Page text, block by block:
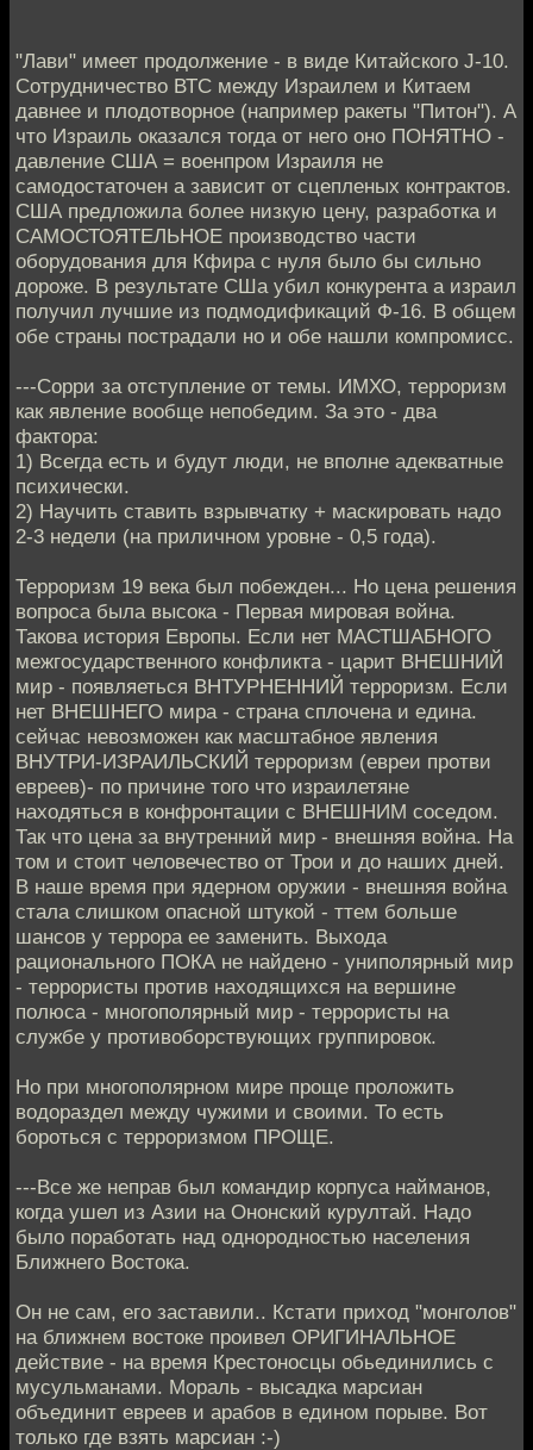
"Лави" имеет продолжение - в виде Китайского J-10.
Сотрудничество ВТС между Израилем и Китаем
давнее и плодотворное (например ракеты "Питон"). А
что Израиль оказался тогда от него оно ПОНЯТНО -
давление США = военпром Израиля не
самодостаточен а зависит от сцепленых контрактов.
США предложила более низкую цену, разработка и
САМОСТОЯТЕЛЬНОЕ производство части
оборудования для Кфира с нуля было бы сильно
дороже. В результате СШа убил конкурента а израил
получил лучшие из подмодификаций Ф-16. В общем
обе страны пострадали но и обе нашли компромисс.
---Сорри за отступление от темы. ИМХО, терроризм
как явление вообще непобедим. За это - два
фактора:
1) Всегда есть и будут люди, не вполне адекватные
психически.
2) Научить ставить взрывчатку + маскировать надо
2-3 недели (на приличном уровне - 0,5 года).
Терроризм 19 века был побежден... Но цена решения
вопроса была высока - Первая мировая война.
Такова история Европы. Если нет МАСТШАБНОГО
межгосударственного конфликта - царит ВНЕШНИЙ
мир - появляеться ВНТУРНЕННИЙ терроризм. Если
нет ВНЕШНЕГО мира - страна сплочена и едина.
сейчас невозможен как масштабное явления
ВНУТРИ-ИЗРАИЛЬСКИЙ терроризм (евреи протви
евреев)- по причине того что израилетяне
находяться в конфронтации с ВНЕШНИМ соседом.
Так что цена за внутренний мир - внешняя война. На
том и стоит человечество от Трои и до наших дней.
В наше время при ядерном оружии - внешняя война
стала слишком опасной штукой - ттем больше
шансов у террора ее заменить. Выхода
рационального ПОКА не найдено - униполярный мир
- террористы против находящихся на вершине
полюса - многополярный мир - террористы на
службе у противоборствующих группировок.
Но при многополярном мире проще проложить
водораздел между чужими и своими. То есть
бороться с терроризмом ПРОЩЕ.
---Все же неправ был командир корпуса найманов,
когда ушел из Азии на Ононский курултай. Надо
было поработать над однородностью населения
Ближнего Востока.
Он не сам, его заставили.. Кстати приход "монголов"
на ближнем востоке проивел ОРИГИНАЛЬНОЕ
действие - на время Крестоносцы обьединились с
мусульманами. Мораль - высадка марсиан
объединит евреев и арабов в едином порыве. Вот
только где взять марсиан :-)